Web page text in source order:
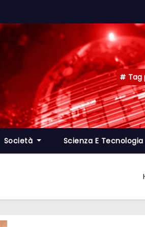
Tag
Società Scienza E Tecnologia